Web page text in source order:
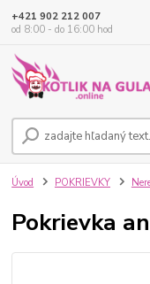
+421 902 212 007
od 8:00 - do 16:00 hod
Úvod POKRIEVKY
Pokrievka